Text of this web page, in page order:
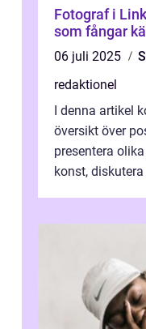
Fotograf i
som fångar
06 juli 2025
redaktionel
I denna artikel
översikt över
presentera
konst,